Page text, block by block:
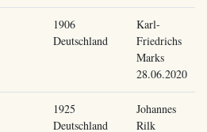
1906
Deutschland
Karl-
Friedrichs
Marks
28.06.2020
1925
Deutschland
Johannes
Rilk